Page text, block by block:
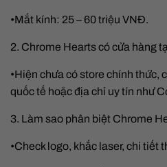
•Mắt kính: 25 – 60 triệu VNĐ.
2. Chrome Hearts có cửa hàng
•Hiện chưa có store chính thức,
quốc tế hoặc địa chỉ uy tín như
3. Làm sao phân biệt Chrome
•Check logo, khắc laser, chi tiết